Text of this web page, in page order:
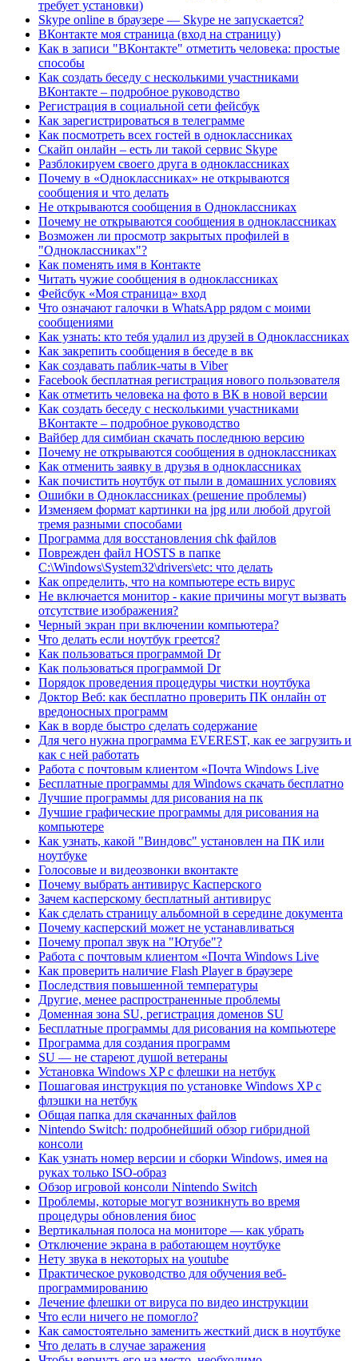
требует установки)
Skype online в браузере — Skype не запускается?
ВКонтакте моя страница (вход на страницу)
Как в записи "ВКонтакте" отметить человека: простые
способы
Как создать беседу с несколькими участниками
ВКонтакте – подробное руководство
Регистрация в социальной сети фейсбук
Как зарегистрироваться в телеграмме
Как посмотреть всех гостей в одноклассниках
Скайп онлайн – есть ли такой сервис Skype
Разблокируем своего друга в одноклассниках
Почему в «Одноклассниках» не открываются
сообщения и что делать
Не открываются сообщения в Одноклассниках
Почему не открываются сообщения в одноклассниках
Возможен ли просмотр закрытых профилей в
"Одноклассниках"?
Как поменять имя в Контакте
Читать чужие сообщения в одноклассниках
Фейсбук «Моя страница» вход
Что означают галочки в WhatsApp рядом с моими
сообщениями
Как узнать: кто тебя удалил из друзей в Одноклассниках
Как закрепить сообщения в беседе в вк
Как создавать паблик-чаты в Viber
Facebook бесплатная регистрация нового пользователя
Как отметить человека на фото в ВК в новой версии
Как создать беседу с несколькими участниками
ВКонтакте – подробное руководство
Вайбер для симбиан скачать последнюю версию
Почему не открываются сообщения в одноклассниках
Как отменить заявку в друзья в одноклассниках
Как почистить ноутбук от пыли в домашних условиях
Ошибки в Одноклассниках (решение проблемы)
Изменяем формат картинки на jpg или любой другой
тремя разными способами
Программа для восстановления chk файлов
Поврежден файл HOSTS в папке
C:\Windows\System32\drivers\etc: что делать
Как определить, что на компьютере есть вирус
Не включается монитор - какие причины могут вызвать
отсутствие изображения?
Черный экран при включении компьютера?
Что делать если ноутбук греется?
Как пользоваться программой Dr
Как пользоваться программой Dr
Порядок проведения процедуры чистки ноутбука
Доктор Веб: как бесплатно проверить ПК онлайн от
вредоносных программ
Как в ворде быстро сделать содержание
Для чего нужна программа EVEREST, как ее загрузить и
как с ней работать
Работа с почтовым клиентом «Почта Windows Live
Бесплатные программы для Windows скачать бесплатно
Лучшие программы для рисования на пк
Лучшие графические программы для рисования на
компьютере
Как узнать, какой "Виндовс" установлен на ПК или
ноутбуке
Голосовые и видеозвонки вконтакте
Почему выбрать антивирус Касперского
Зачем касперскому бесплатный антивирус
Как сделать страницу альбомной в середине документа
Почему касперский может не устанавливаться
Почему пропал звук на "Ютубе"?
Работа с почтовым клиентом «Почта Windows Live
Как проверить наличие Flash Player в браузере
Последствия повышенной температуры
Другие, менее распространенные проблемы
Доменная зона SU, регистрация доменов SU
Бесплатные программы для рисования на компьютере
Программа для создания программ
SU — не стареют душой ветераны
Установка Windows XP с флешки на нетбук
Пошаговая инструкция по установке Windows XP с
флэшки на нетбук
Общая папка для скачанных файлов
Nintendo Switch: подробнейший обзор гибридной
консоли
Как узнать номер версии и сборки Windows, имея на
руках только ISO-образ
Обзор игровой консоли Nintendo Switch
Проблемы, которые могут возникнуть во время
процедуры обновления биос
Вертикальная полоса на мониторе — как убрать
Отключение экрана в работающем ноутбуке
Нету звука в некоторых на youtube
Практическое руководство для обучения веб-
программированию
Лечение флешки от вируса по видео инструкции
Что если ничего не помогло?
Как самостоятельно заменить жесткий диск в ноутбуке
Что делать в случае заражения